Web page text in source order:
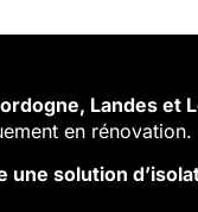
Landes et
en rénovation.
une solution